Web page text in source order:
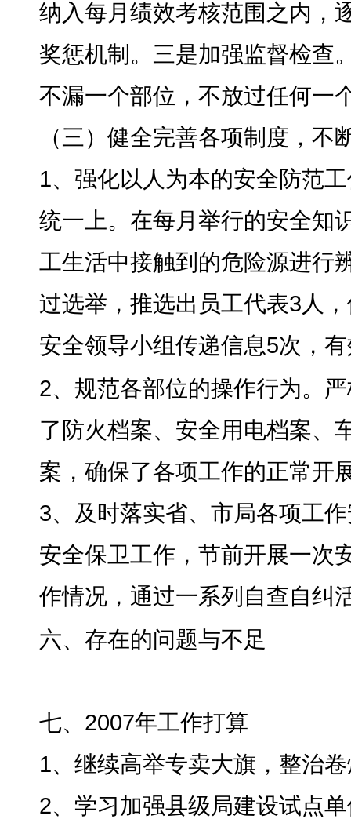
纳入每月绩效考核范围之内 ，
奖惩机制。三是加强监督检查
不漏一个部位，不放过任何一
（三）健全完善各项制度 ， 不
1、强化以人为本的安全防范
统一上。 在每月举行的安全知
工生活中接触到的危险源进行
过选举，推选出员工代表3人 ，
安全领导小组传递信息5次，
2、规范各部位的操作行为。
了防火档案、安全用电档案、
案，确保了各项工作的正常开
3、及时落实省、市局各项工
安全保卫工作，节前开展一次
作情况 ， 通过一系列自查自纠
六、存在的问题与不足
七、2007年工作打算
1、继续高举专卖大旗 ， 整治
2、学习加强县级局建设试点